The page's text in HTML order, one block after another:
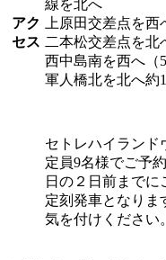
アク
セス
線を北へ
上原田交差点を西
二本松交差点を北
西中島南を西へ（
軍人橋北を北へ約
セトレハイランド
定員9名様でご予
日の２日前までに
定刻発車となりま
気を付けください。